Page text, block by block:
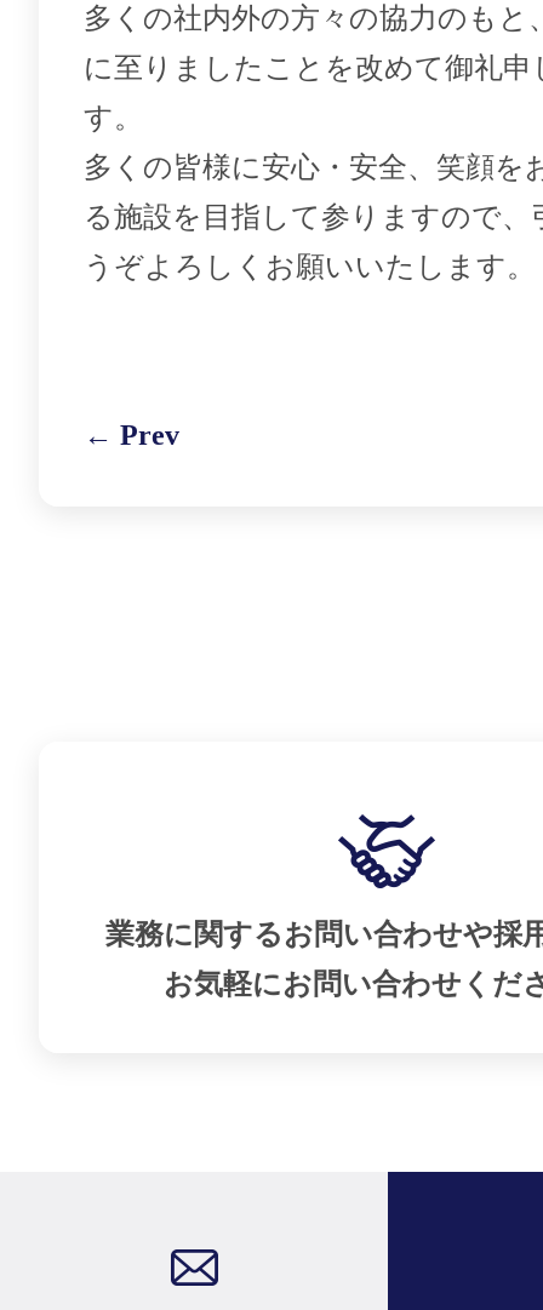
多くの社内外の方々の協力のもと
に至りましたことを改めて御礼申
す。
多くの皆様に安心・安全、笑顔を
る施設を目指して参りますので、
うぞよろしくお願いいたします。
← Prev
業務に関するお問い合わせや採
お気軽にお問い合わせくだ